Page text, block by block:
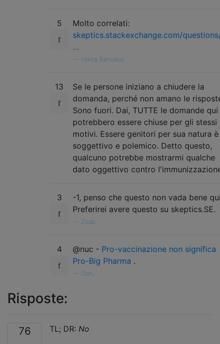
5
Molto correlati:
skeptics.stackexchange.com/
…
Nikita Barsukov
13
Se le persone iniziano a chiudere la
domanda, perché non amano le
Sono fuori. Dai, TUTTE le domande qui
potrebbero essere chiuse per gli stessi
motivi. Essere genitori per sua natura è
soggettivo e polemico. Detto questo,
qualcuno potrebbe mostrarmi qualche
dato oggettivo contro
3
-1, penso che questo non vada bene
Preferirei avere questo su skeptics.SE.
Zsub,
4 @nuc - Pro-vaccinazione non significa
Pro-Big Pharma .
Dori,
Risposte:
76 TL; DR: No